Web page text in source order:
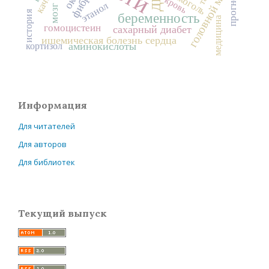
беременностьголовной мозг
сахарный диабет
ишемическая болезнь сердца
аминокислоты
этанол
гомоцистеин
прогноз
мозг кровь
медицина
история
кортизол
Информация
Для читателей
Для авторов
Для библиотек
Текущий выпуск